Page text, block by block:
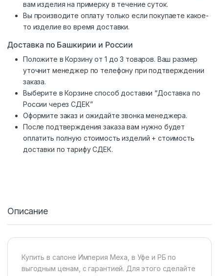
вам изделия на примерку в течение суток.
Вы производите оплату только если покупаете какое-
то изделие во время доставки.
Доставка по Башкирии и России
Положите в Корзину от 1 до 3 товаров. Ваш размер
уточнит менеджер по телефону при подтверждении
заказа.
Выберите в Корзине способ доставки “Доставка по
России через СДЕК”
Оформите заказ и ожидайте звонка менеджера.
После подтверждения заказа вам нужно будет
оплатить полную стоимость изделий + стоимость
доставки по тарифу СДЕК.
Описание
Купить в салоне Империя Меха, в Уфе и РБ по
выгодным ценам, с гарантией. Для этого сделайте